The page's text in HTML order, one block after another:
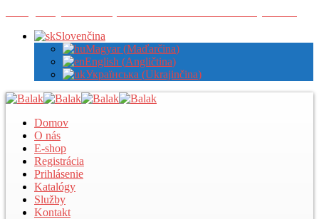
Slovenčina
Magyar (Maďarčina)
English (Angličtina)
Українська (Ukrajinčina)
Domov
O nás
E-shop
Registrácia
Prihlásenie
Katalógy
Služby
Kontakt